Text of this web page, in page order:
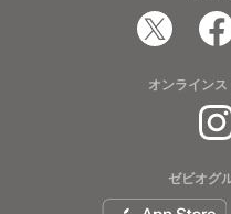
オンライン
ゼビオグ